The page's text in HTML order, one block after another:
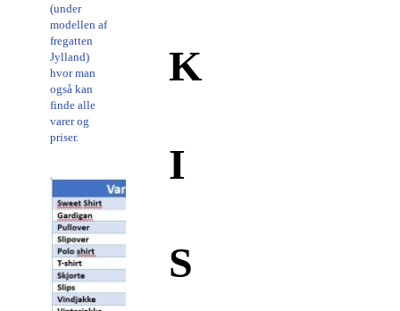
(under
modellen af
fregatten
Jylland)
hvor man
også kan
finde alle
varer og
priser.
K
I
S